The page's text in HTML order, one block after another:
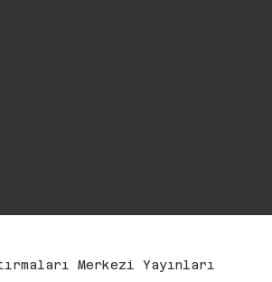
Merkezi Yayınları